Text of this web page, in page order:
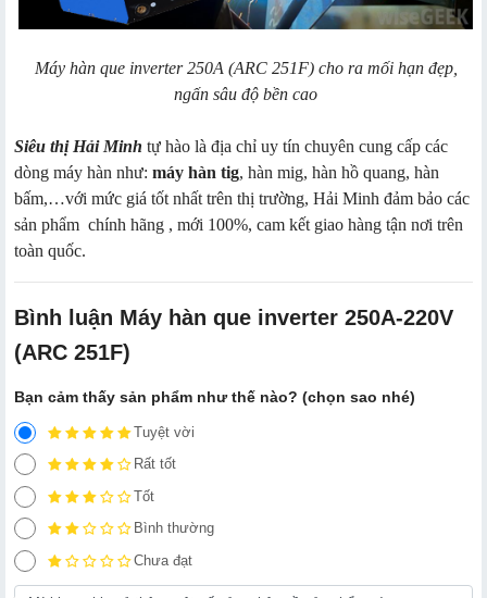
Máy hàn que inverter 250A (ARC 251F) cho ra mối hạn đẹp,
ngấn sâu độ bền cao
Siêu thị Hải Minh tự hào là địa chỉ uy tín chuyên cung cấp các
dòng máy hàn như: máy hàn tig, hàn mig, hàn hồ quang, hàn
bấm,…với mức giá tốt nhất trên thị trường, Hải Minh đảm bảo các
sản phẩm chính hãng , mới 100%, cam kết giao hàng tận nơi trên
toàn quốc.
Bình luận Máy hàn que inverter 250A-220V
(ARC 251F)
Bạn cảm thấy sản phẩm như thế nào? (chọn sao nhé)
Tuyệt vời
Rất tốt
Tốt
Bình thường
Chưa đạt